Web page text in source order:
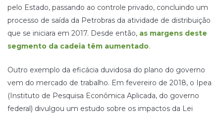
pelo Estado, passando ao controle privado, concluindo um
processo de saída da Petrobras da atividade de distribuição
que se iniciara em 2017. Desde então, as margens deste
segmento da cadeia têm aumentado.
Outro exemplo da eficácia duvidosa do plano do governo
vem do mercado de trabalho. Em fevereiro de 2018, o Ipea
(Instituto de Pesquisa Econômica Aplicada, do governo
federal) divulgou um estudo sobre os impactos da Lei